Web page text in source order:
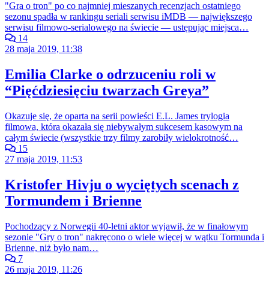
"Gra o tron" po co najmniej mieszanych recenzjach ostatniego
sezonu spadła w rankingu seriali serwisu iMDB — największego
serwisu filmowo-serialowego na świecie — ustępując miejsca…
14
28 maja 2019, 11:38
Emilia Clarke o odrzuceniu roli w
“Pięćdziesięciu twarzach Greya”
Okazuje się, że oparta na serii powieści E.L. James trylogia
filmowa, która okazała się niebywałym sukcesem kasowym na
całym świecie (wszystkie trzy filmy zarobiły wielokrotność…
15
27 maja 2019, 11:53
Kristofer Hivju o wyciętych scenach z
Tormundem i Brienne
Pochodzący z Norwegii 40-letni aktor wyjawił, że w finałowym
sezonie "Gry o tron" nakręcono o wiele więcej w wątku Tormunda i
Brienne, niż było nam…
7
26 maja 2019, 11:26